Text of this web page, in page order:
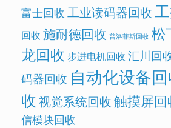
富士回收工业读码器回收
回收 施耐德回收 普洛菲斯回收 松
龙回收 步进电机回收 汇川回
码器回收 自动化设备
收视觉系统回收触摸屏回
信模块回收